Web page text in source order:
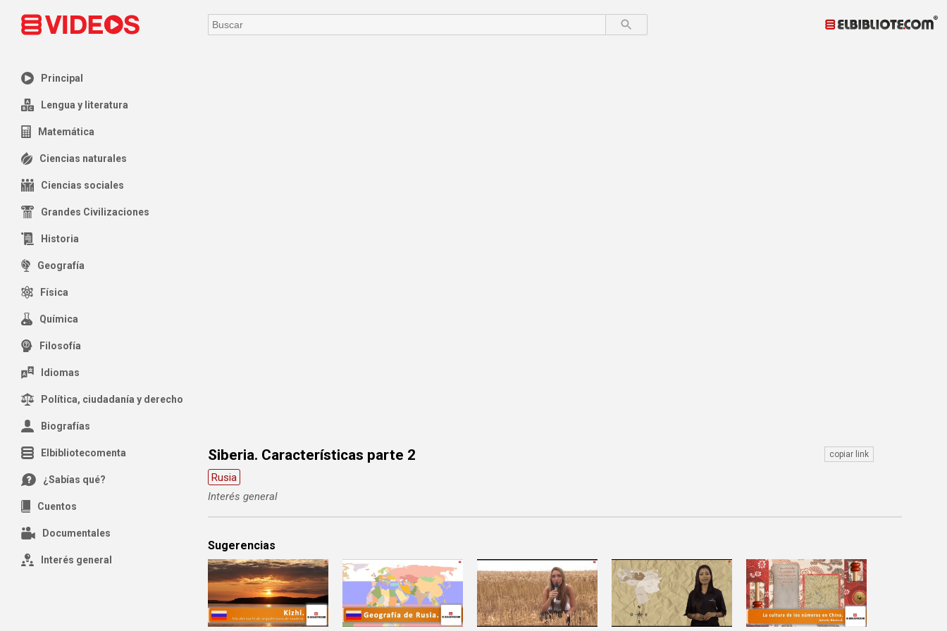
Principal
Lengua y literatura
Matemática
Ciencias naturales
Ciencias sociales
Grandes Civilizaciones
Historia
Geografía
Física
Química
Filosofía
Idiomas
Política, ciudadanía y derecho
Biografías
Elbibliotecomenta
¿Sabías qué?
Cuentos
Documentales
Interés general
copiar link
Siberia. Características parte 2
Rusia
Interés general
Sugerencias